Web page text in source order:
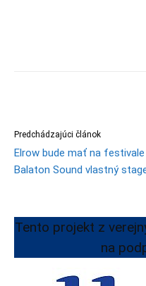
Predchádzajúci článok
Elrow bude mať na festivale
Balaton Sound vlastný
Tento projekt z
na